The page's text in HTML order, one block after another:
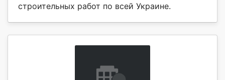
строительных работ по всей Украине.